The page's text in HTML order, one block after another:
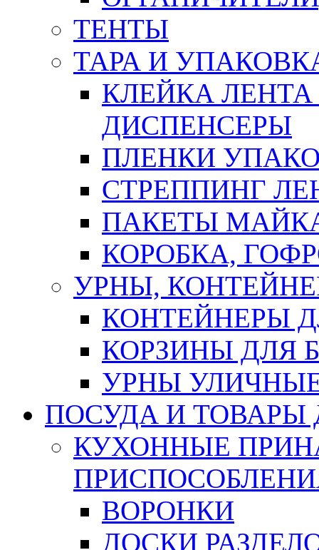
ТЕНТЫ
ТАРА И
КЛЕЙКА
ДИСПЕНСЕРЫ
ПЛЕНКИ
СТРЕППИНГ
ПАКЕТЫ
КОРОБКА,
УРНЫ,
КОНТЕЙНЕРЫ
КОРЗИНЫ ДЛЯ
УРНЫ
ПОСУДА И ТОВАРЫ
КУХОННЫЕ
ВОРОНКИ
ДОСКИ